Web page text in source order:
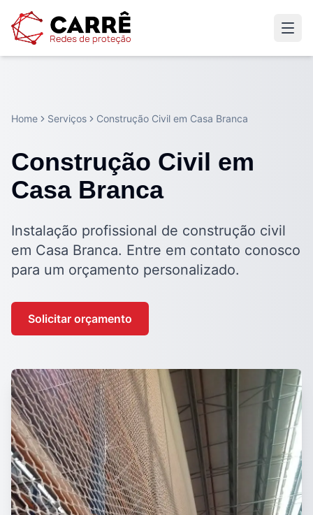
Home Serviços Construção Civil em Casa Branca
Construção Civil em
Casa Branca
Instalação profissional de construção civil
em Casa Branca. Entre em contato conosco
para um orçamento personalizado.
Solicitar orçamento